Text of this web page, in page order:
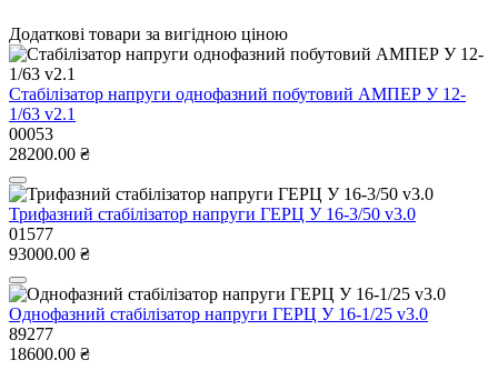
Додаткові товари за вигідною ціною
Стабілізатор напруги однофазний побутовий АМПЕР У 12-
1/63 v2.1
00053
28200.00 ₴
Трифазний стабілізатор напруги ГЕРЦ У 16-3/50 v3.0
01577
93000.00 ₴
Однофазний стабілізатор напруги ГЕРЦ У 16-1/25 v3.0
89277
18600.00 ₴